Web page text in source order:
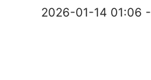
2026-01-14 01:06 -